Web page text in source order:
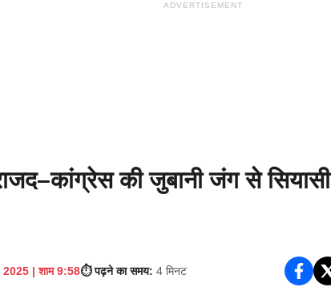
ADVERTISEMENT
की जुबानी जंग से सियासी
| शाम 9:58⏱️ पढ़ने का समय: 4 मिनट